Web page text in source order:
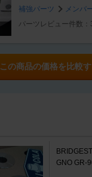
補強パーツ
メンバ
パーツレビュー件数
この商品の価格を比較
GNO GR-